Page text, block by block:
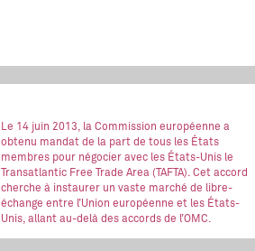
Le 14 juin 2013, la Commission européenne a
obtenu mandat de la part de tous les États
membres pour négocier avec les États-Unis le
Transatlantic Free Trade Area (TAFTA). Cet accord
cherche à instaurer un vaste marché de libre-
échange entre l’Union européenne et les États-
Unis, allant au-delà des accords de l’OMC.